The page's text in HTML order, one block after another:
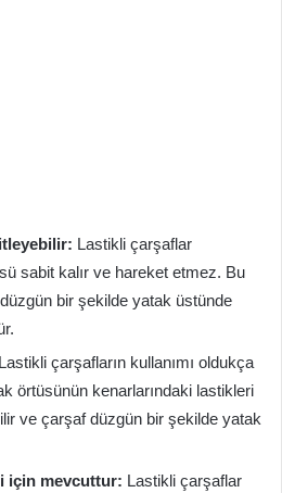
Lastikli çarşaflar
sabit kalır ve hareket etmez. Bu
bir şekilde yatak üstünde
Lastikli çarşafların kullanımı oldukça
örtüsünün kenarlarındaki lastikleri
ve çarşaf düzgün bir şekilde yatak
için mevcuttur: Lastikli çarşaflar